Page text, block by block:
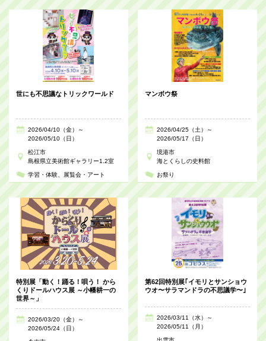
世にも不思議なトリックワールド
2026/04/10（金）～
2026/05/10（日）
松江市
島根県立美術館ギャラリー1.2室
学習・体験 展覧会・アート
マンボウ祭
2026/04/25（土）～
2026/05/17（日）
境港市
海とくらしの史料館
お祭り
特別展「動く！踊る！唄う！ から
くりドールハウス展 ～小幡耕一の
世界～」
2026/03/20（金）～
2026/05/24（日）
第62回特別展｢イモリとサンショウ
ウオ〜サラマンドラの不思議学〜｣
2026/03/11（水）～
2026/05/11（月）